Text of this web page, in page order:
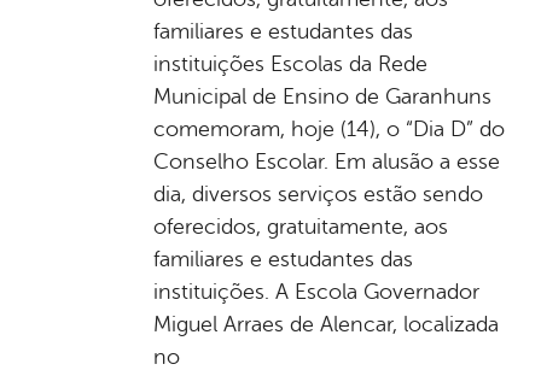
familiares e estudantes das
instituições Escolas da Rede
Municipal de Ensino de Garanhuns
comemoram, hoje (14), o “Dia D” do
Conselho Escolar. Em alusão a esse
dia, diversos serviços estão sendo
oferecidos, gratuitamente, aos
familiares e estudantes das
instituições. A Escola Governador
Miguel Arraes de Alencar, localizada
no